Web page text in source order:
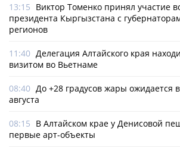
13:15 Виктор Томенко принял участие
президента Кыргызстана с
регионов
11:40 Делегация Алтайского края
визитом во Вьетнаме
08:40 До +28 градусов жары ожидается
августа
08:15 В Алтайском крае у Денисовой
первые арт-объекты